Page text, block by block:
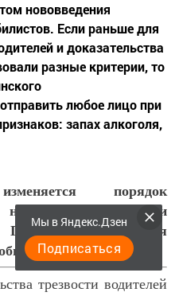
нововведения
Если раньше для
и доказательства
разные критерии, то
любое лицо при
запах алкоголя,
порядок
на наркотическое и
Притом нововведения
трезвости водителей
Мы в Яндекс.Дзен
Подписаться